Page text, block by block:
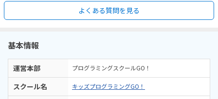
よくある質問を見る
基本情報
運営本部 プログラミングスクールGO！
スクール名 キッズプログラミングGO！